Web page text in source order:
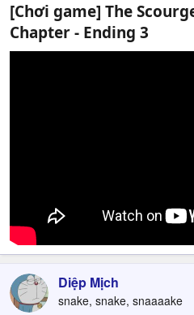
[Chơi game] The
Chapter - Ending 3​
Diệp Mịch
snake, snake, snaaaake